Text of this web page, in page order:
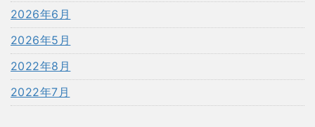
2026年6月
2026年5月
2022年8月
2022年7月